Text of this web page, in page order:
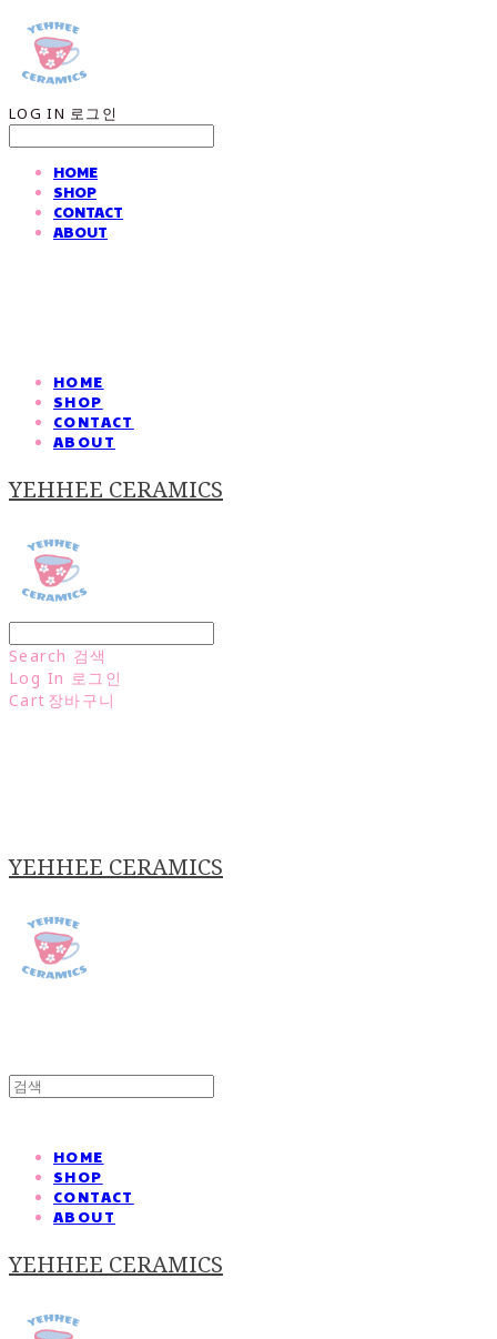
LOG IN 로그인
HOME
SHOP
CONTACT
ABOUT
HOME
SHOP
CONTACT
ABOUT
YEHHEE CERAMICS
Search 검색
Log In 로그인
Cart 장바구니
YEHHEE CERAMICS
HOME
SHOP
CONTACT
ABOUT
YEHHEE CERAMICS